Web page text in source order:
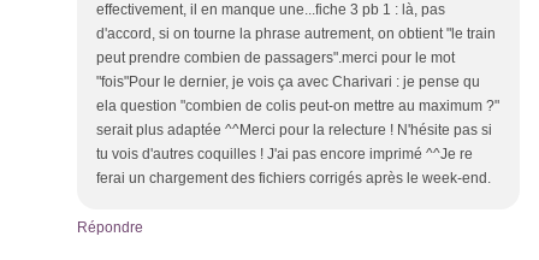
effectivement, il en manque une...fiche 3 pb 1 : là, pas
d'accord, si on tourne la phrase autrement, on obtient "le train
peut prendre combien de passagers".merci pour le mot
"fois"Pour le dernier, je vois ça avec Charivari : je pense qu
ela question "combien de colis peut-on mettre au maximum ?"
serait plus adaptée ^^Merci pour la relecture ! N'hésite pas si
tu vois d'autres coquilles ! J'ai pas encore imprimé ^^Je re
ferai un chargement des fichiers corrigés après le week-end.
Répondre